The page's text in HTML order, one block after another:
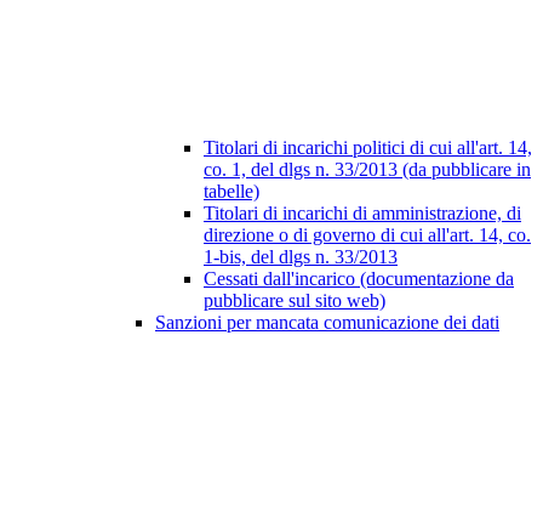
Titolari di incarichi politici di cui all'art. 14,
co. 1, del dlgs n. 33/2013 (da pubblicare in
tabelle)
Titolari di incarichi di amministrazione, di
direzione o di governo di cui all'art. 14, co.
1-bis, del dlgs n. 33/2013
Cessati dall'incarico (documentazione da
pubblicare sul sito web)
Sanzioni per mancata comunicazione dei dati